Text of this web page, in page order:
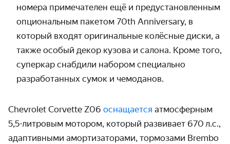
номера примечателен ещё и предустанов­ленным
опциональным пакетом 70th Anniversary, в
который входят оригинальные колёсные диски, а
также особый декор кузова и салона. Кроме того,
суперкар снабдили набором специально
разработанных сумок и чемоданов.
Chevrolet Corvette Z06 оснащается атмосферным
5,5-литровым мотором, который развивает 670 л.с.,
адаптивными амортизаторами, тормозами Brembo